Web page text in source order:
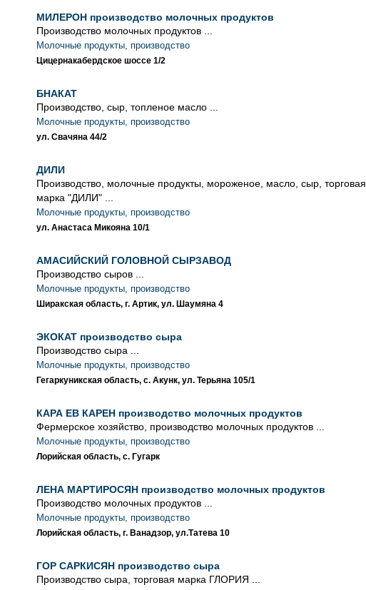
МИЛЕРОН производство молочных продуктов
Производство молочных продуктов ...
Молочные продукты, производство
Цицернакабердское шоссе 1/2
БНАКАТ
Производство, сыр, топленое масло ...
Молочные продукты, производство
ул. Свачяна 44/2
ДИЛИ
Производство, молочные продукты, мороженое, масло, сыр, торговая
марка "ДИЛИ" ...
Молочные продукты, производство
ул. Анастаса Микояна 10/1
АМАСИЙСКИЙ ГОЛОВНОЙ СЫРЗАВОД
Производство сыров ...
Молочные продукты, производство
Ширакская область, г. Артик, ул. Шаумяна 4
ЭКОКАТ производство сыра
Производство сыра ...
Молочные продукты, производство
Гегаркуникская область, с. Акунк, ул. Терьяна 105/1
КАРА ЕВ КАРЕН производство молочных продуктов
Фермерское хозяйство, производство молочных продуктов ...
Молочные продукты, производство
Лорийская область, с. Гугарк
ЛЕНА МАРТИРОСЯН производство молочных продуктов
Производство молочных продуктов ...
Молочные продукты, производство
Лорийская область, г. Ванадзор, ул.Татева 10
ГОР САРКИСЯН производство сыра
Производство сыра, торговая марка ГЛОРИЯ ...